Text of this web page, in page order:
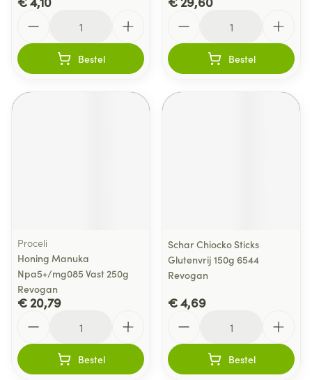
Bestel Bestel
Proceli
Honing Manuka
Npa5+/mg085 Vast 250g
Revogan
€ 20,79
Bestel
Schar Chiocko Sticks
Glutenvrij 150g 6544
Revogan
€ 4,69
Bestel